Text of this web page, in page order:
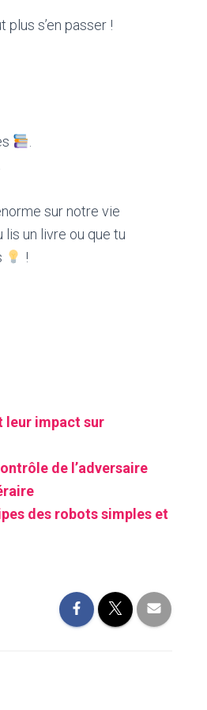
plus s’en passer !
sur notre vie
un livre ou que tu
!
leur impact sur
de l’adversaire
des robots simples et